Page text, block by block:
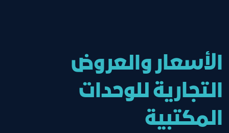
الأسعار والعروض
التجارية للوحدات
المكتبية